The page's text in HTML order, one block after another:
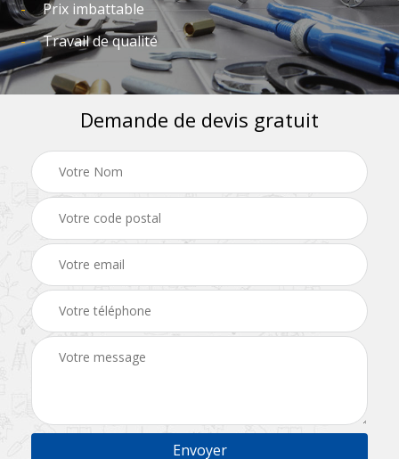
Prix imbattable
Travail de qualité
Demande de devis gratuit